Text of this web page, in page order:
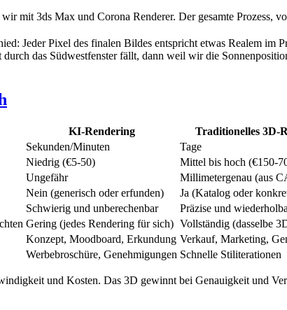
mit 3ds Max und Corona Renderer. Der gesamte
Jeder Pixel des finalen Bildes entspricht etwas Realem
das Südwestfenster fällt, dann weil wir die
KI-Rendering
Traditionelles 3D-
Sekunden/Minuten
Tage
Niedrig (€5-50)
Mittel bis hoch (€150-
Ungefähr
Millimetergenau (aus
Nein (generisch oder erfunden)
Ja (Katalog oder
Schwierig und unberechenbar
Präzise und
Gering (jedes Rendering für sich) Vollständig (dasselbe
Konzept, Moodboard, Erkundung Verkauf, Marketing,
Werbebroschüre, Genehmigungen Schnelle Stiliterationen
und Kosten. Das 3D gewinnt bei Genauigkeit und